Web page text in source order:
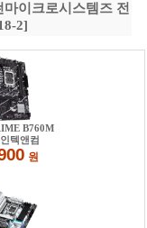
이크로시스템즈 전
2]